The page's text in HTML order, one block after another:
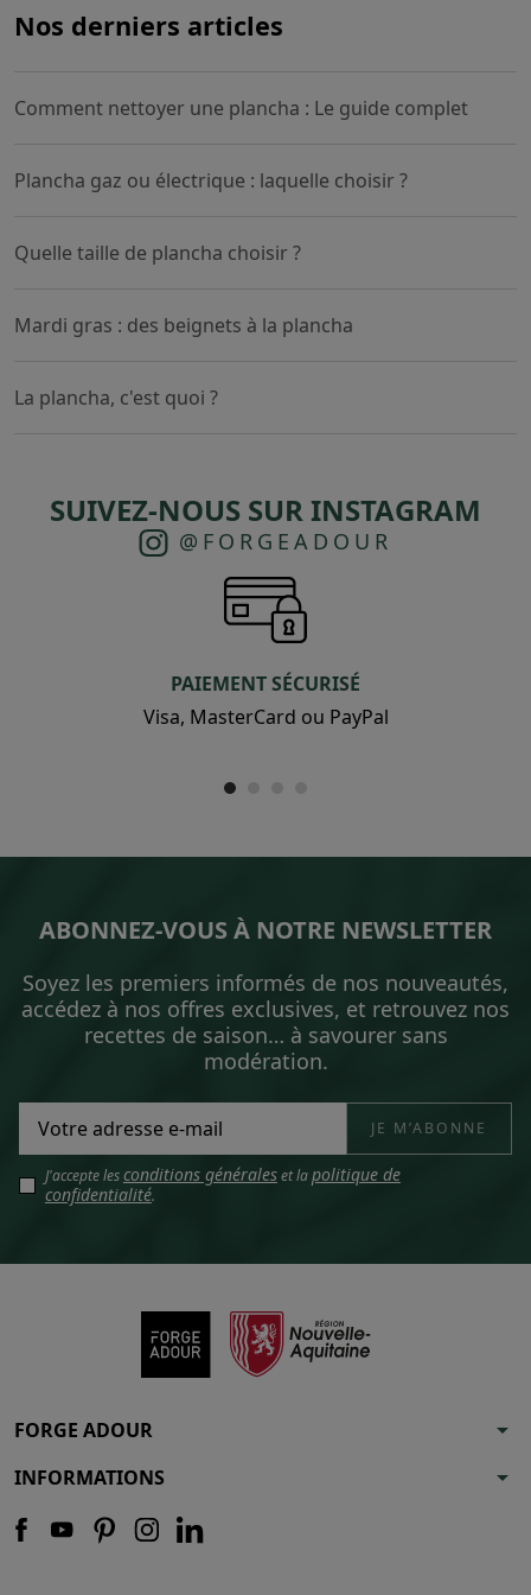
Nos derniers articles
Comment nettoyer une plancha : Le guide complet
Plancha gaz ou électrique : laquelle choisir ?
Quelle taille de plancha choisir ?
Mardi gras : des beignets à la plancha
La plancha, c'est quoi ?
SUIVEZ-NOUS SUR INSTAGRAM
@FORGEADOUR
PAIEMENT SÉCURISÉ
Visa, MasterCard ou PayPal
ABONNEZ-VOUS À NOTRE NEWSLETTER
Soyez les premiers informés de nos nouveautés,
accédez à nos offres exclusives, et retrouvez nos
recettes de saison… à savourer sans
modération.
J'accepte lesconditions généraleset lapolitique de
confidentialité.
FORGE ADOUR arrow_drop_down
INFORMATIONS arrow_drop_down